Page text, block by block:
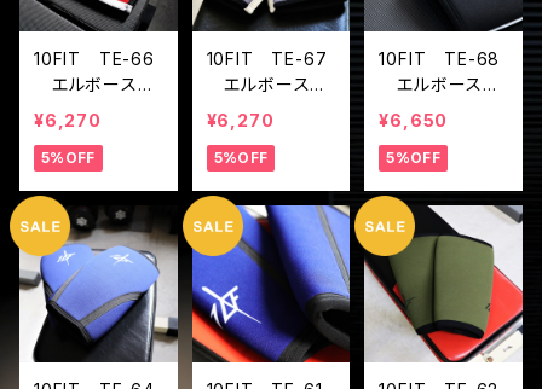
10FIT TE-66
エルボースリ
ーブ トレーニ
ング 筋トレ
ワインレッド el
¥6,270
5%OFF
10FIT TE-67
エルボースリ
ーブ トレーニ
ング 筋トレ
グレー elbow
¥6,270
5%OFF
10FIT TE-68
エルボースリ
ーブ トレーニ
ング 筋トレ
黒 elbow sle
¥6,650
5%OFF